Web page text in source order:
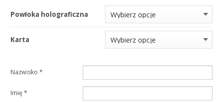
Powłoka holograficzna
Karta
Nazwisko *
Imię*